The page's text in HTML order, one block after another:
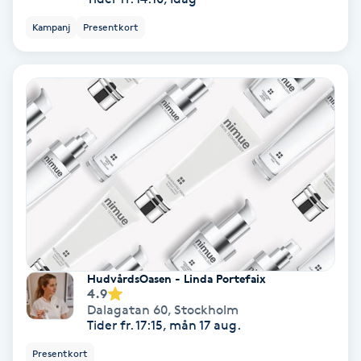
Fransförlängning Volym
Fransrengöring
Frekvensterapi
Friskvård
Friskvårdsmassage
Frisör
Kampanj Presentkort
HudvårdsOasen - Linda Portefaix
4.9
Dalagatan 60, Stockholm
Tider fr. 17:15, mån 17 aug.
Presentkort